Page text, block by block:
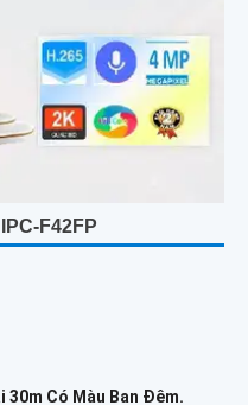
F42FP
30m Có Màu Ban Đêm.